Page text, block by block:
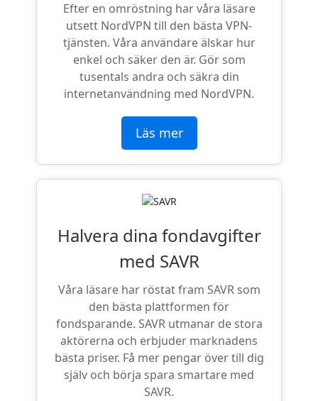
Efter en omröstning har våra läsare
utsett NordVPN till den bästa VPN-
tjänsten. Våra användare älskar hur
enkel och säker den är. Gör som
tusentals andra och säkra din
internetanvändning med NordVPN.
Läs mer
Halvera dina fondavgifter
med SAVR
Våra läsare har röstat fram SAVR som
den bästa plattformen för
fondsparande. SAVR utmanar de stora
aktörerna och erbjuder marknadens
bästa priser. Få mer pengar över till dig
själv och börja spara smartare med
SAVR.